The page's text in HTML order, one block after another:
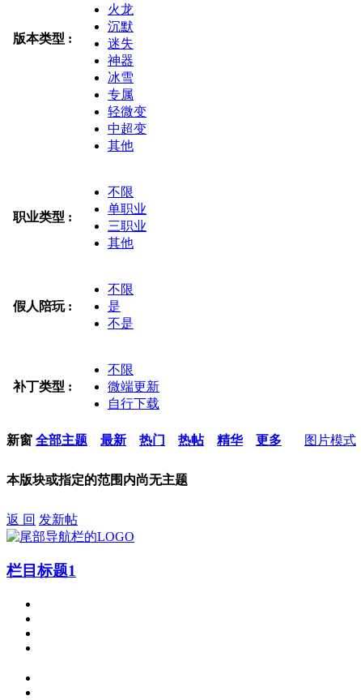
版本类型 :
火龙
沉默
迷失
神器
冰雪
专属
轻微变
中超变
其他
职业类型 :
不限
单职业
三职业
其他
假人陪玩 :
不限
是
不是
补丁类型 :
不限
微端更新
自行下载
新窗 全部主题 最新 热门 热帖 精华 更多 图片模式
本版块或指定的范围内尚无主题
返 回 发新帖
栏目标题1